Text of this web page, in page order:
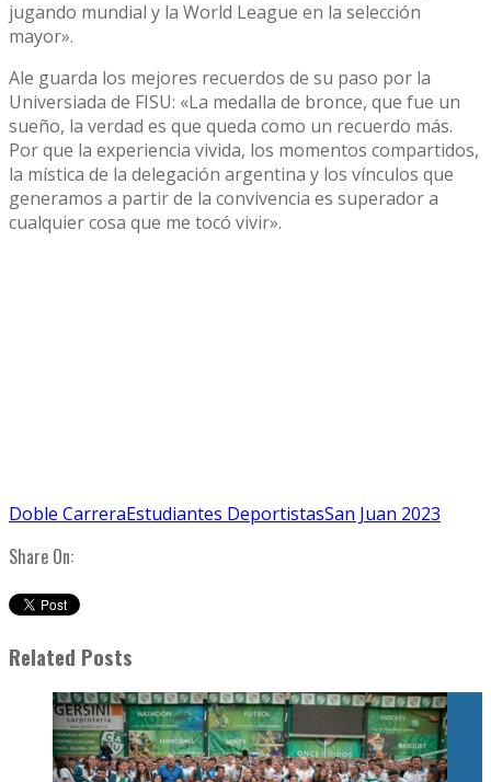
jugando mundial y la World League en la selección
mayor».
Ale guarda los mejores recuerdos de su paso por la
Universiada de FISU: «La medalla de bronce, que fue un
sueño, la verdad es que queda como un recuerdo más.
Por que la experiencia vivida, los momentos compartidos,
la mística de la delegación argentina y los vínculos que
generamos a partir de la convivencia es superador a
cualquier cosa que me tocó vivir».
Doble CarreraEstudiantes DeportistasSan Juan 2023
Share On:
Related Posts